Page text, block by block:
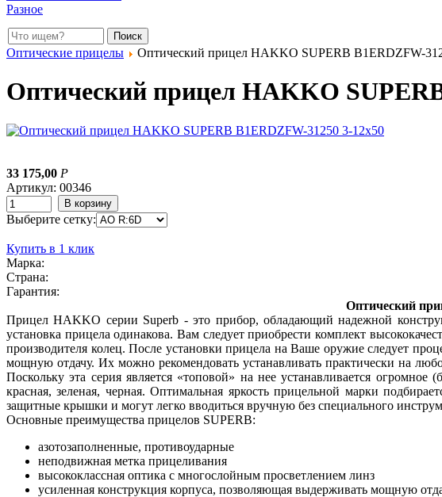
Разное
Оптические прицелы Оптический прицел HAKKO SUPERB B1ERDZFW-
Оптический прицел HAKKO
33 175,00 Р
Артикул: 00346
Выберите сетку:
Купить в 1 клик
Марка:
Страна:
Гарантия:
Оптический
Прицел HAKKO серии Superb - это прибор, обладающий надежной
установка прицела одинакова. Вам следует приобрести комплект
производителя колец. После установки прицела на Ваше оружие следует
мощную отдачу. Их можно рекомендовать устанавливать практически на
Поскольку эта серия является «топовой» на нее устанавливается
красная, зеленая, черная. Оптимальная яркость прицельной марки
защитные крышки и могут легко вводиться вручную без специального
Основные преимущества прицелов SUPERB:
азотозаполненные, противоударные
неподвижная метка прицеливания
высококлассная оптика с многослойным просветлением линз
усиленная конструкция корпуса, позволяющая выдерживать мощную